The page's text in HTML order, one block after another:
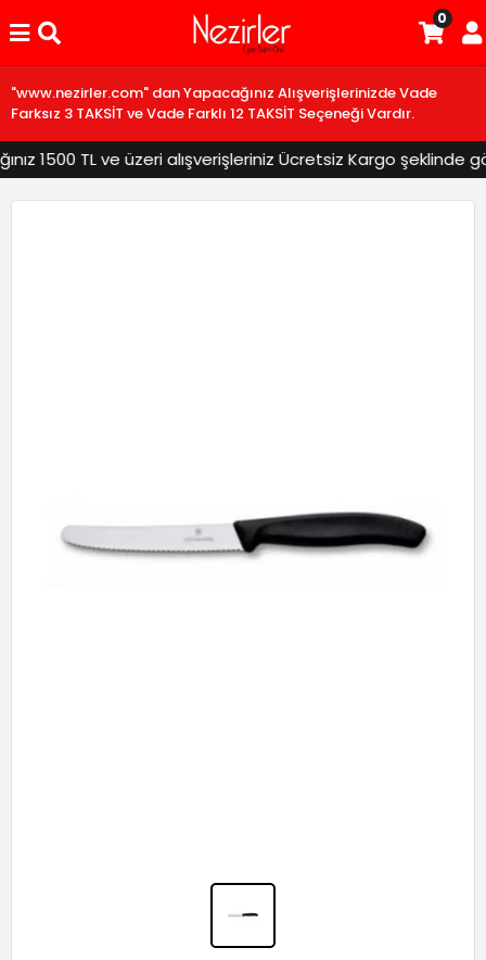
"www.nezirler.com" dan Yapacağınız Alışverişlerinizde Vade
Farksız 3 TAKSİT ve Vade Farklı 12 TAKSİT Seçeneği Vardır.
1500 TL ve üzeri alışverişleriniz Ücretsiz Kargo şeklinde
0